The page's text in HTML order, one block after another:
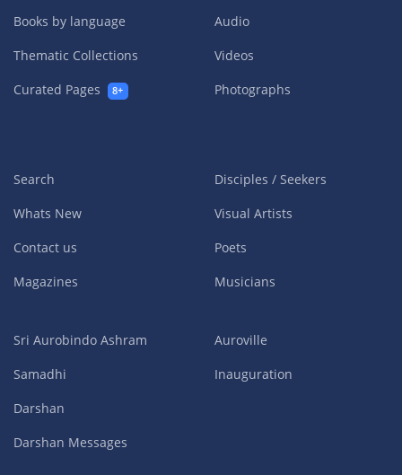
Books by language
Thematic Collections
Curated Pages
8+
Audio
Videos
Photographs
Search
Whats New
Contact us
Magazines
Disciples / Seekers
Visual Artists
Poets
Musicians
Sri Aurobindo Ashram
Samadhi
Darshan
Darshan Messages
Auroville
Inauguration